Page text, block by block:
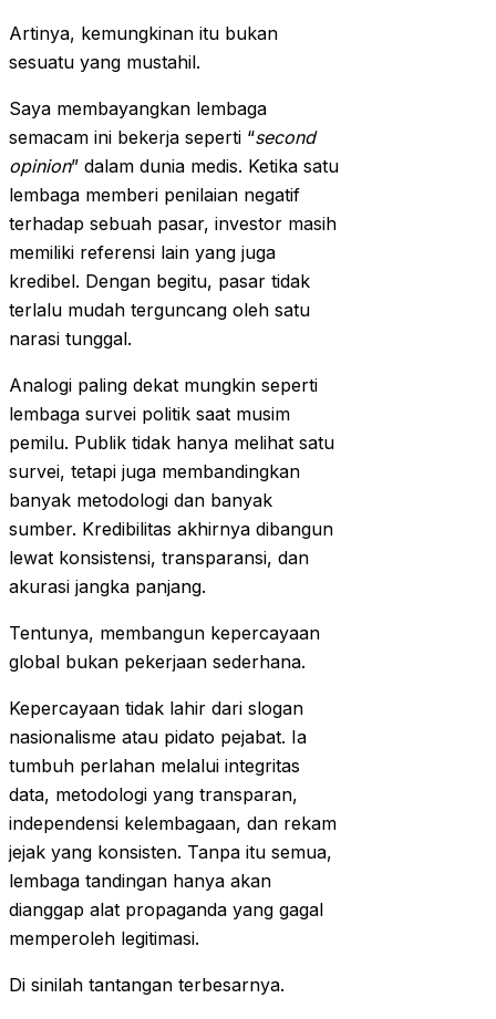
Artinya, kemungkinan itu bukan
sesuatu yang mustahil.
Saya membayangkan lembaga
semacam ini bekerja seperti “second
opinion” dalam dunia medis. Ketika satu
lembaga memberi penilaian negatif
terhadap sebuah pasar, investor masih
memiliki referensi lain yang juga
kredibel. Dengan begitu, pasar tidak
terlalu mudah terguncang oleh satu
narasi tunggal.
Analogi paling dekat mungkin seperti
lembaga survei politik saat musim
pemilu. Publik tidak hanya melihat satu
survei, tetapi juga membandingkan
banyak metodologi dan banyak
sumber. Kredibilitas akhirnya dibangun
lewat konsistensi, transparansi, dan
akurasi jangka panjang.
Tentunya, membangun kepercayaan
global bukan pekerjaan sederhana.
Kepercayaan tidak lahir dari slogan
nasionalisme atau pidato pejabat. Ia
tumbuh perlahan melalui integritas
data, metodologi yang transparan,
independensi kelembagaan, dan rekam
jejak yang konsisten. Tanpa itu semua,
lembaga tandingan hanya akan
dianggap alat propaganda yang gagal
memperoleh legitimasi.
Di sinilah tantangan terbesarnya.